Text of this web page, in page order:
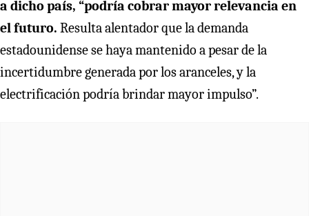
a dicho país, “podría cobrar mayor relevancia en
el futuro. Resulta alentador que la demanda
estadounidense se haya mantenido a pesar de la
incertidumbre generada por los aranceles, y la
electrificación podría brindar mayor impulso”.